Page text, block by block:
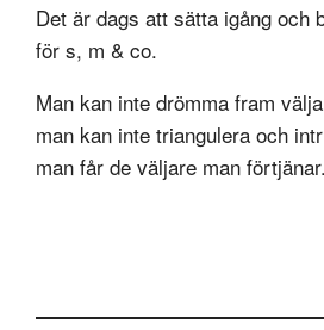
Det är dags att sätta igång och
för s, m & co.
Man kan inte drömma fram
man kan inte triangulera och
man får de väljare man förtjänar.